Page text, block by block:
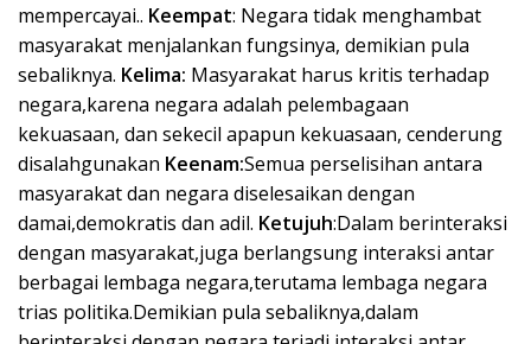
mempercayai.. Keempat: Negara tidak menghambat
masyarakat menjalankan fungsinya, demikian pula
sebaliknya. Kelima: Masyarakat harus kritis terhadap
negara,karena negara adalah pelembagaan
kekuasaan, dan sekecil apapun kekuasaan, cenderung
disalahgunakan Keenam:Semua perselisihan antara
masyarakat dan negara diselesaikan dengan
damai,demokratis dan adil. Ketujuh:Dalam berinteraksi
dengan masyarakat,juga berlangsung interaksi antar
berbagai lembaga negara,terutama lembaga negara
trias politika.Demikian pula sebaliknya,dalam